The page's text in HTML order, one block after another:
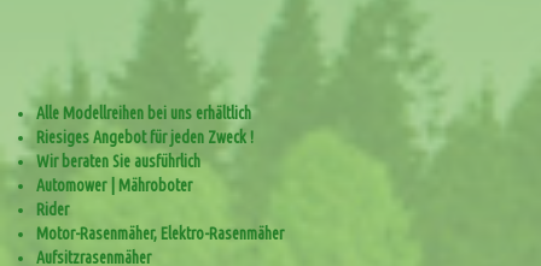
Alle Modellreihen bei uns erhältlich
Riesiges Angebot für jeden Zweck !
Wir beraten Sie ausführlich
Automower | Mähroboter
Rider
Motor-Rasenmäher, Elektro-Rasenmäher
Aufsitzrasenmäher